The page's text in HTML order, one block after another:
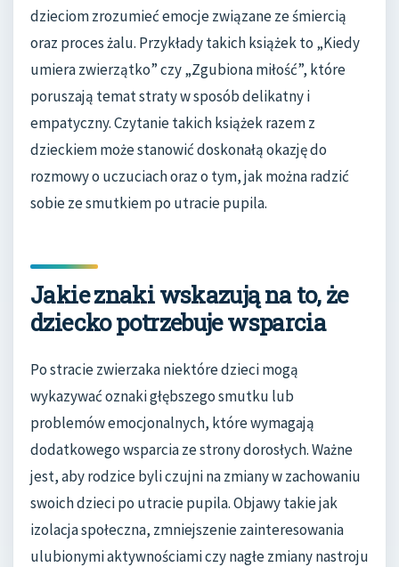
dzieciom zrozumieć emocje związane ze śmiercią
oraz proces żalu. Przykłady takich książek to „Kiedy
umiera zwierzątko” czy „Zgubiona miłość”, które
poruszają temat straty w sposób delikatny i
empatyczny. Czytanie takich książek razem z
dzieckiem może stanowić doskonałą okazję do
rozmowy o uczuciach oraz o tym, jak można radzić
sobie ze smutkiem po utracie pupila.
Jakie znaki wskazują na to, że
dziecko potrzebuje wsparcia
Po stracie zwierzaka niektóre dzieci mogą
wykazywać oznaki głębszego smutku lub
problemów emocjonalnych, które wymagają
dodatkowego wsparcia ze strony dorosłych. Ważne
jest, aby rodzice byli czujni na zmiany w zachowaniu
swoich dzieci po utracie pupila. Objawy takie jak
izolacja społeczna, zmniejszenie zainteresowania
ulubionymi aktywnościami czy nagłe zmiany nastroju